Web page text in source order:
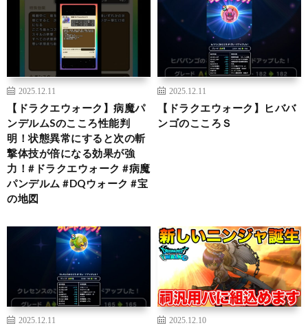
2025.12.11
【ドラクエウォーク】病魔パ
ンデルムSのこころ性能判
明！状態異常にすると次の斬
撃体技が倍になる効果が強
力！#ドラクエウォーク #病魔
パンデルム #DQウォーク #宝
の地図
2025.12.11
【ドラクエウォーク】ヒババ
ンゴのこころＳ
2025.12.11 2025.12.10